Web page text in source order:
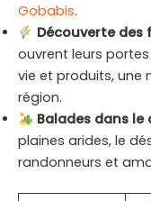
Gobabis.
Découverte des
ouvrent leurs
vie et produits, une
région.
Balades dans
plaines arides, le
randonneurs et